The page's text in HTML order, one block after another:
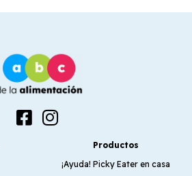
Productos
¡Ayuda! Picky Eater en casa